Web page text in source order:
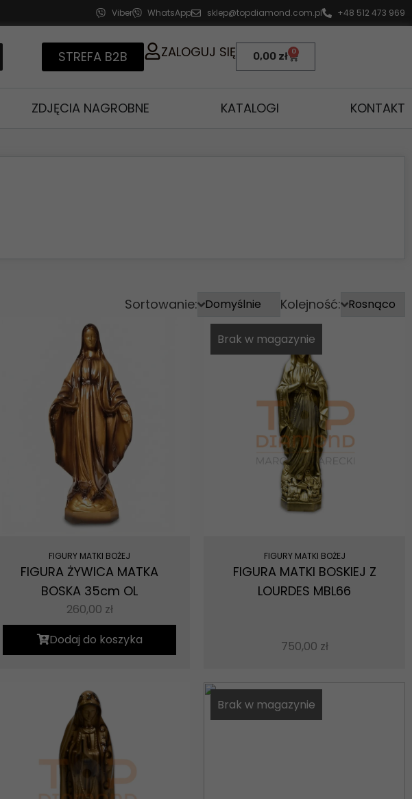
Viber WhatsApp sklep@topdiamond.com.pl +48 512 473 969
STREFA B2B ZALOGUJ SIĘ 0,00 zł 0
ZDJĘCIA NAGROBNE KATALOGI KONTAKT
Sortowanie: Kolejność:
FIGURY MATKI BOŻEJ
FIGURA ŻYWICA MATKA
BOSKA 35cm OL
260,00 zł
Dodaj do koszyka
Brak w magazynie
FIGURY MATKI BOŻEJ
FIGURA MATKI BOSKIEJ Z
LOURDES MBL66
750,00 zł
Brak w magazynie